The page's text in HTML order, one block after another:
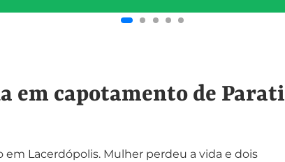
em capotamento de Parati
Lacerdópolis. Mulher perdeu a vida e dois